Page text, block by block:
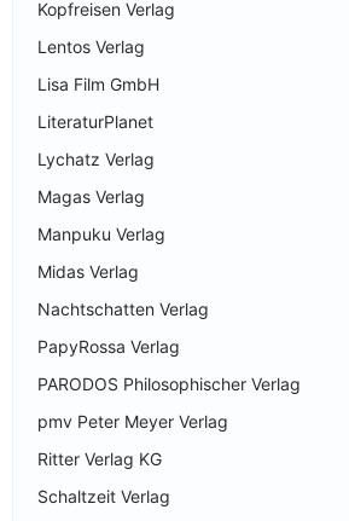
Kopfreisen Verlag
Lentos Verlag
Lisa Film GmbH
LiteraturPlanet
Lychatz Verlag
Magas Verlag
Manpuku Verlag
Midas Verlag
Nachtschatten Verlag
PapyRossa Verlag
PARODOS Philosophischer Verlag
pmv Peter Meyer Verlag
Ritter Verlag KG
Schaltzeit Verlag